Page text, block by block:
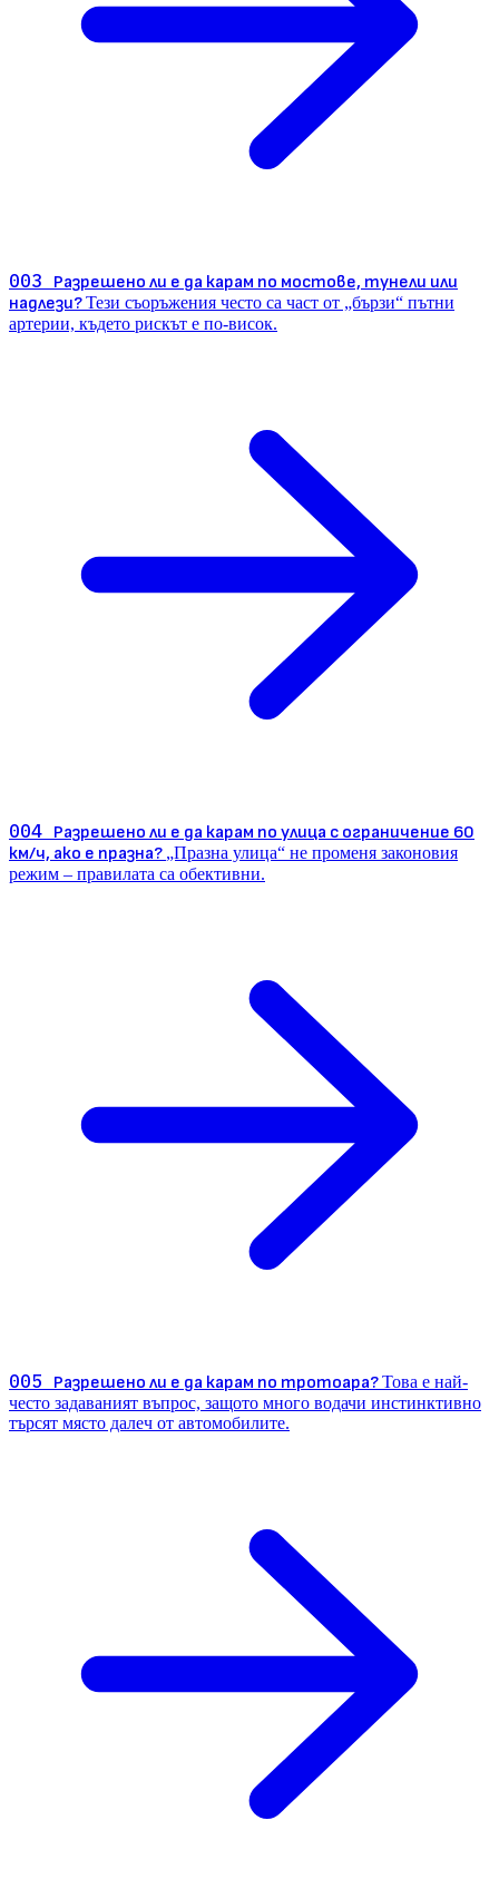
003 Разрешено ли е да карам по мостове, тунели или
надлези?Тези съоръжения често са част от „бързи“ пътни
артерии, където рискът е по-висок.
004 Разрешено ли е да карам по улица с ограничение 60
км/ч, ако е празна? „Празна улица“ не променя законовия
режим – правилата са обективни.
005 Разрешено ли е да карам по тротоара?Това е най-
често задаваният въпрос, защото много водачи инстинктивно
търсят място далеч от автомобилите.